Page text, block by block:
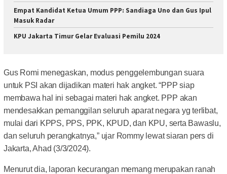
Empat Kandidat Ketua Umum PPP: Sandiaga Uno dan Gus Ipul
Masuk Radar
KPU Jakarta Timur Gelar Evaluasi Pemilu 2024
Gus Romi menegaskan, modus penggelembungan suara
untuk PSI akan dijadikan materi hak angket. “PPP siap
membawa hal ini sebagai materi hak angket. PPP akan
mendesakkan pemanggilan seluruh aparat negara yg terlibat,
mulai dari KPPS, PPS, PPK, KPUD, dan KPU, serta Bawaslu,
dan seluruh perangkatnya,” ujar Rommy lewat siaran pers di
Jakarta, Ahad (3/3/2024).
Menurut dia, laporan kecurangan memang merupakan ranah